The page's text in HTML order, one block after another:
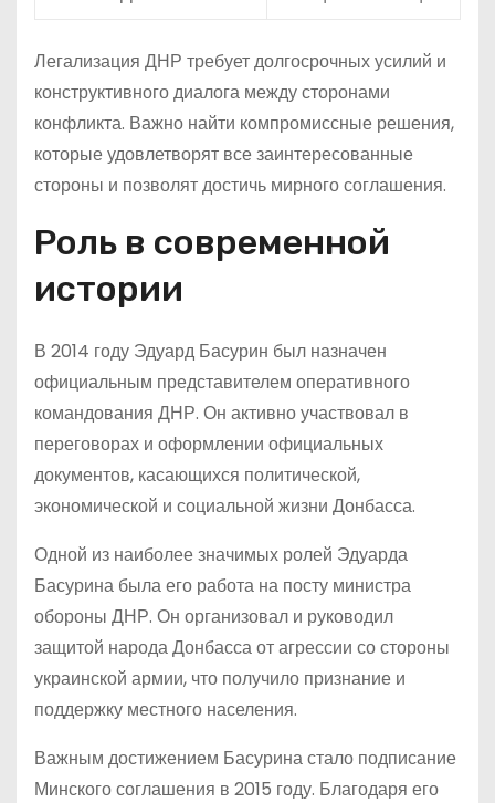
Легализация ДНР требует долгосрочных усилий и
конструктивного диалога между сторонами
конфликта. Важно найти компромиссные решения,
которые удовлетворят все заинтересованные
стороны и позволят достичь мирного соглашения.
Роль в современной
истории
В 2014 году Эдуард Басурин был назначен
официальным представителем оперативного
командования ДНР. Он активно участвовал в
переговорах и оформлении официальных
документов, касающихся политической,
экономической и социальной жизни Донбасса.
Одной из наиболее значимых ролей Эдуарда
Басурина была его работа на посту министра
обороны ДНР. Он организовал и руководил
защитой народа Донбасса от агрессии со стороны
украинской армии, что получило признание и
поддержку местного населения.
Важным достижением Басурина стало подписание
Минского соглашения в 2015 году. Благодаря его